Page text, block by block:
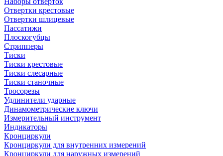
Отвертки крестовые
Отвертки шлицевые
Пассатижи
Плоскогубцы
Стрипперы
Тиски
Тиски крестовые
Тиски слесарные
Тиски станочные
Тросорезы
Удлинители ударные
Динамометрические ключи
Измерительный инструмент
Индикаторы
Кронциркули
Кронциркули для внутренних измерений
Кронциркули для наружных измерений